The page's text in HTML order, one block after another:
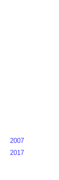
2007
2017